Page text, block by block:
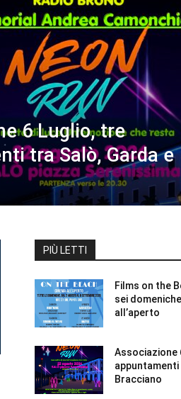
6 Luglio, tre
tra Salò, Garda e
PIÙ LETTI
Films on the
sei
all’aperto
Associazione
Bracciano